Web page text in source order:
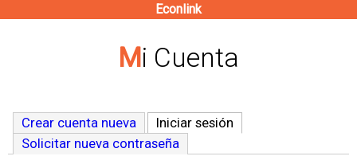
contenido
Econlink
Mi Cuenta
Crear cuenta nueva Iniciar sesión
Solicitar nueva contraseña